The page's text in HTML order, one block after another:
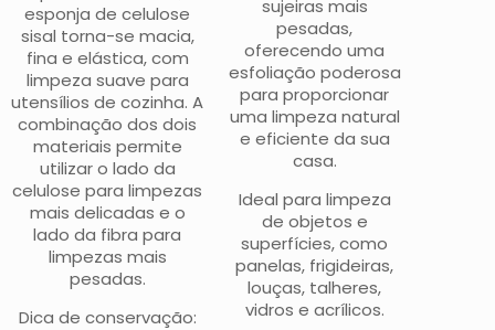
esponja de celulose
sisal torna-se macia,
fina e elástica, com
limpeza suave para
utensílios de cozinha. A
combinação dos dois
materiais permite
utilizar o lado da
celulose para limpezas
mais delicadas e o
lado da fibra para
limpezas mais
pesadas.
Dica de conservação:
sujeiras mais
pesadas,
oferecendo uma
esfoliação poderosa
para proporcionar
uma limpeza natural
e eficiente da sua
casa.
Ideal para limpeza
de objetos e
superfícies, como
panelas, frigideiras,
louças, talheres,
vidros e acrílicos.